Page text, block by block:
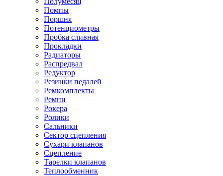
Помпы
Поршня
Потенциометры
Пробка сливная
Прокладки
Радиаторы
Распредвал
Редуктор
Резинки педалей
Ремкомплекты
Ремни
Рокера
Ролики
Сальники
Сектор сцепления
Сухари клапанов
Сцепление
Тарелки клапанов
Теплообменник